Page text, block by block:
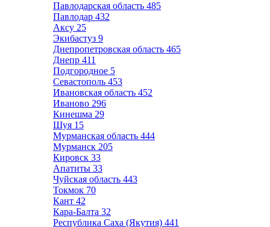
Павлодарская область 485
Павлодар 432
Аксу 25
Экибастуз 9
Днепропетровская область 465
Днепр 411
Подгородное 5
Севастополь 453
Ивановская область 452
Иваново 296
Кинешма 29
Шуя 15
Мурманская область 444
Мурманск 205
Кировск 33
Апатиты 33
Чуйская область 443
Токмок 70
Кант 42
Кара-Балта 32
Республика Саха (Якутия) 441